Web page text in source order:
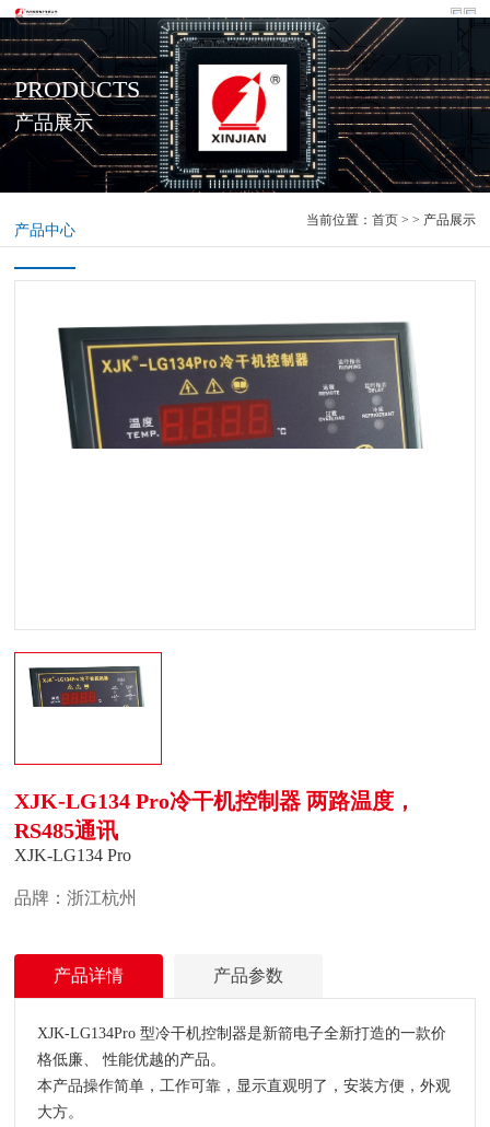
PRODUCTS
产品展示
产品中心
当前位置： 首页> > 产品展示
XJK-LG134 Pro冷干机控制器 两路温度，
RS485通讯
XJK-LG134 Pro
品牌：浙江杭州
产品详情 产品参数
XJK-LG134Pro 型冷干机控制器是新箭电子全新打造的一款价
格低廉、 性能优越的产品。
本产品操作简单，工作可靠，显示直观明了，安装方便，外观
大方。